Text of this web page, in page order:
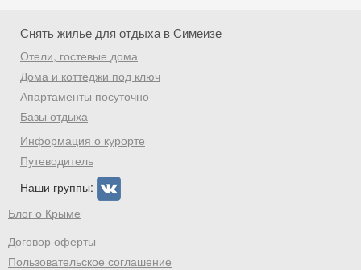
Снять жилье для отдыха в Симеизе
Отели, гостевые дома
Дома и коттеджи под ключ
Апартаменты посуточно
Базы отдыха
Информация о курорте
Путеводитель
Наши группы:
Блог о Крыме
Договор оферты
Пользовательское соглашение
Скидка −5%
Хочешь дешевле? Оставь почту и получи
промокод на первое бронирование!